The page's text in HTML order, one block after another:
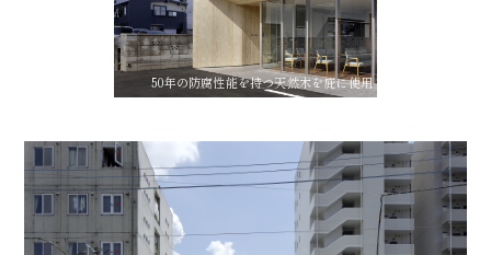
50年の防腐性能を持つ天然木を庇に使用